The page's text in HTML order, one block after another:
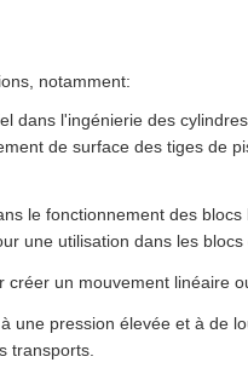
notamment:
dans l'ingénierie des
de surface des tiges de
le fonctionnement des
une utilisation dans les blocs
un mouvement linéaire
une pression élevée et à de
transports.